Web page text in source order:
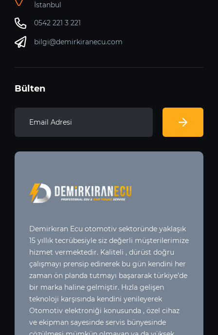
İstanbul
0542 221 3 221
bilgi@demirkiranecu.com
Bülten
Demirkıran Ecu otomotiv sektoründe yaklaşık
15 yıllık tecrübesiyle siz değerli müşterilerimize
hizmet vermektedir. Kaliteli , dürüst doğru
çalışmayı prensip edinerek bu gün kendini her
zaman ön planda tutmayı başararak türkiye’de
bir marka haline gelmiştir. Hızla gelişen
teknoloji karşısında kendini yenileyerek
Otomotiv elektroniği konusunda , özel cihaz
ve ekipman sayesinde servis bünyesinde